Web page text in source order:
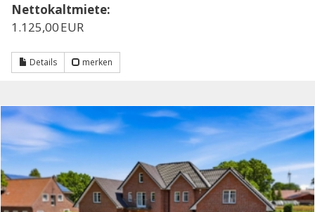
Nettokaltmiete:
1.125,00 EUR
Details merken